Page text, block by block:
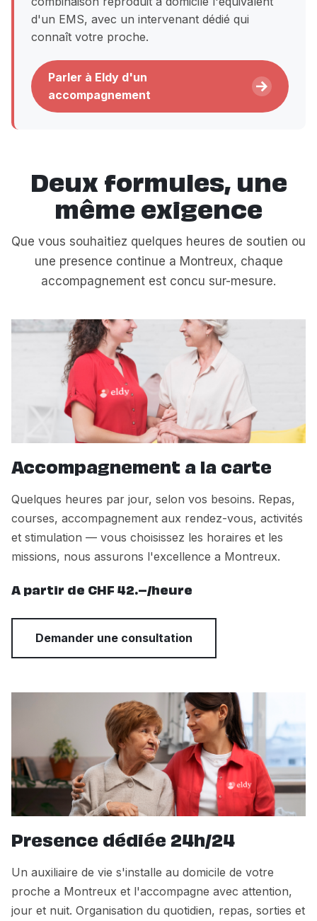
d'un EMS, avec un intervenant dédié qui
connaît votre proche.
Parler à Eldy d'un
accompagnement
Deux formules, une
même exigence
Que vous souhaitiez quelques heures de soutien ou
une presence continue a Montreux, chaque
accompagnement est concu sur-mesure.
Accompagnement a la carte
Quelques heures par jour, selon vos besoins. Repas,
courses, accompagnement aux rendez-vous, activités
et stimulation — vous choisissez les horaires et les
missions, nous assurons l'excellence a Montreux.
A partir de CHF 42.–/heure
Demander une consultation
Presence dédiée 24h/24
Un auxiliaire de vie s'installe au domicile de votre
proche a Montreux et l'accompagne avec attention,
jour et nuit. Organisation du quotidien, repas, sorties et